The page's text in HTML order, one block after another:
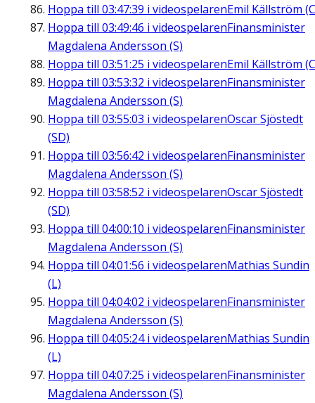
Hoppa till 03:47:39 i videospelarenEmil Källström
Hoppa till 03:49:46 i videospelarenFinansminister
Magdalena Andersson (S)
Hoppa till 03:51:25 i videospelarenEmil Källström
Hoppa till 03:53:32 i videospelarenFinansminister
Magdalena Andersson (S)
Hoppa till 03:55:03 i videospelarenOscar Sjöstedt
(SD)
Hoppa till 03:56:42 i videospelarenFinansminister
Magdalena Andersson (S)
Hoppa till 03:58:52 i videospelarenOscar Sjöstedt
(SD)
Hoppa till 04:00:10 i videospelarenFinansminister
Magdalena Andersson (S)
Hoppa till 04:01:56 i videospelarenMathias Sundin
(L)
Hoppa till 04:04:02 i videospelarenFinansminister
Magdalena Andersson (S)
Hoppa till 04:05:24i videospelarenMathias Sundin
(L)
Hoppa till 04:07:25 i videospelarenFinansminister
Magdalena Andersson (S)